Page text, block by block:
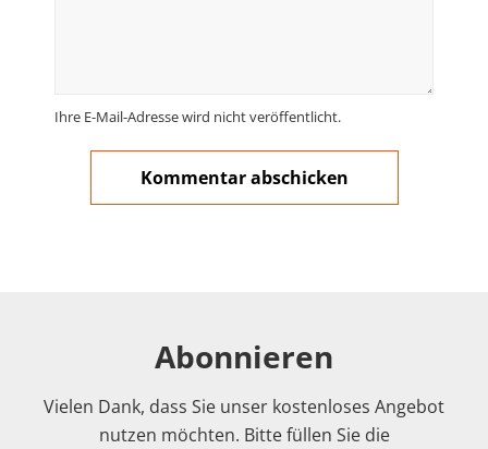
Ihre E-Mail-Adresse wird nicht veröffentlicht.
Abonnieren
Vielen Dank, dass Sie unser kostenloses Angebot
nutzen möchten. Bitte füllen Sie die